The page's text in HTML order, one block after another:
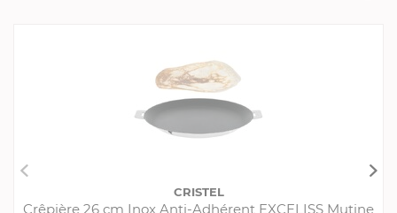
CRISTEL
Crêpière 26 cm Inox Anti-Adhérent EXCELISS Mutine